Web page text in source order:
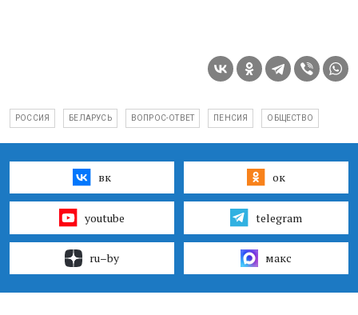
РОССИЯ БЕЛАРУСЬ ВОПРОС-ОТВЕТ ПЕНСИЯ ОБЩЕСТВО
вк ок
youtube telegram
ru–by макс